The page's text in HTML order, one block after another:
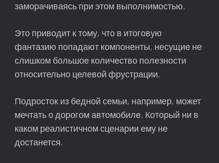
заморачиваясь при этом выполнимостью.
Это приводит к тому, что в итоговую
фантазию попадают компоненты, несущие не
слишком большое количество полезности
относительно целевой фрустрации.
Подросток из бедной семьи, например, может
мечтать о дорогом автомобиле. Который ни в
каком реалистичном сценарии ему не
достанется.